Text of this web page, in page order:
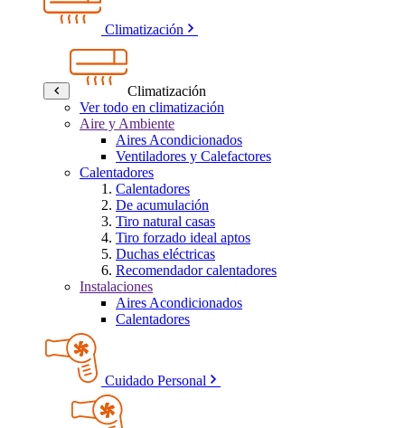
Climatización
Climatización
Ver todo en climatización
Aire y Ambiente
Aires Acondicionados
Ventiladores y Calefactores
Calentadores
Calentadores
De acumulación
Tiro natural casas
Tiro forzado ideal aptos
Duchas eléctricas
Recomendador calentadores
Instalaciones
Aires Acondicionados
Calentadores
Cuidado Personal